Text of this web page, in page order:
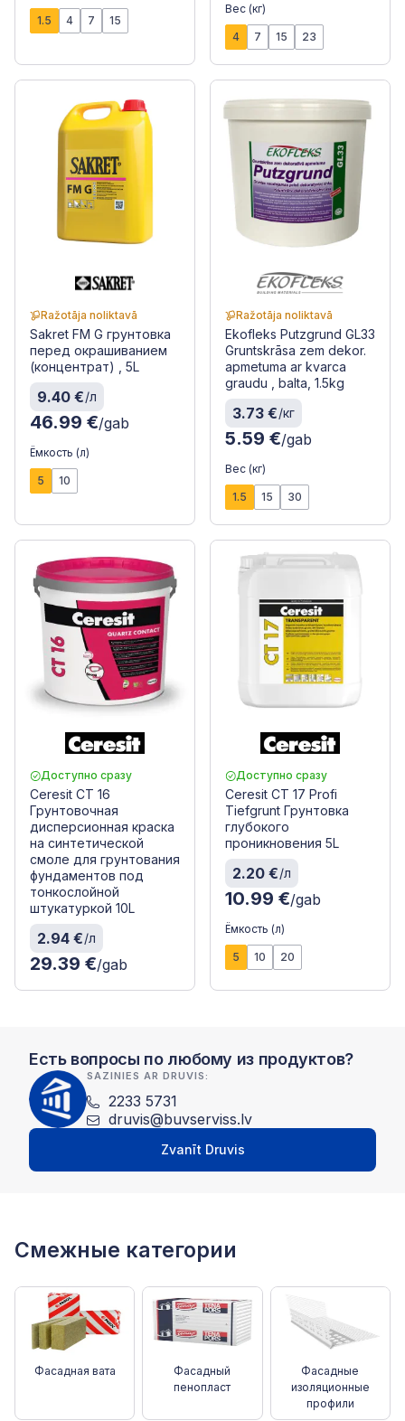
1.5 4 7 15
Вес (кг)
4 7 15 23
Ražotāja noliktavā
Sakret FM G грунтовка
перед окрашиванием
(концентрат) , 5L
9.40 €/л
46.99 €/gab
Ёмкость (л)
5 10
Ražotāja noliktavā
Ekofleks Putzgrund GL33
Gruntskrāsa zem dekor.
apmetuma ar kvarca
graudu , balta, 1.5kg
3.73 €/кг
5.59 €/gab
Вес (кг)
1.5 15 30
Доступно сразу
Ceresit CT 16
Грунтовочная
дисперсионная краска
на синтетической
смоле для грунтования
фундаментов под
тонкослойной
штукатуркой 10L
2.94 €/л
29.39 €/gab
Доступно сразу
Ceresit CT 17 Profi
Tiefgrunt Грунтовка
глубокого
проникновения 5L
2.20 €/л
10.99 €/gab
Ёмкость (л)
5 10 20
Есть вопросы по любому из продуктов?
SAZINIES AR DRUVIS:
2233 5731
druvis@buvserviss.lv
Zvanīt Druvis
Смежные категории
Фасадная вата
Фасадный
пенопласт
Фасадные
изоляционные
профили